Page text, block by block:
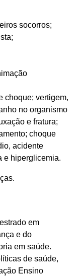
socorros;
choque; vertigem,
no organismo
e fratura;
choque
acidente
e hiperglicemia.
em
e do
em saúde.
de saúde,
Ensino